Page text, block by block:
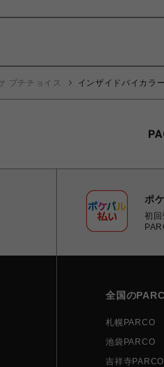
プチチョイス インザイドバイカラ
ポ
初
全国の
札幌PARCO
池袋PARCO
吉祥寺PARCO